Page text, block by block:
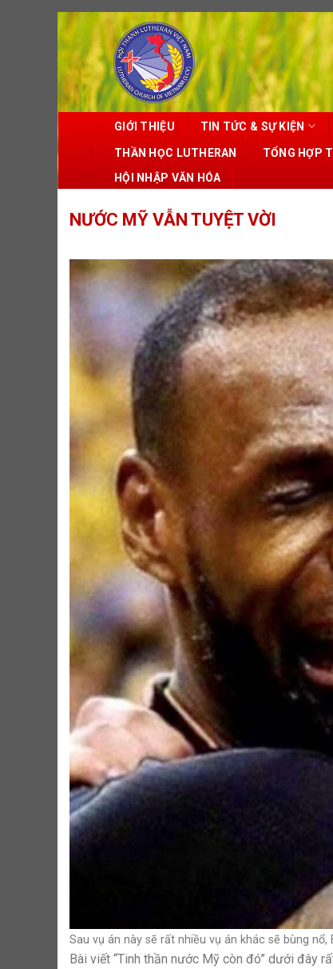
Skip
to
content
GIỚI THIỆU TIN TỨC & SỰ KIỆN
THẦN HỌC LUTHERAN TỔNG HỢP
HỘI NHẬP VĂN HÓA
NƯỚC MỸ VẪN TUYỆT VỜI
Sau vụ án này sẽ rất nhiều vụ án khác sẽ bùng
Bài viết “Tinh thần nước Mỹ còn đó” dưới đây